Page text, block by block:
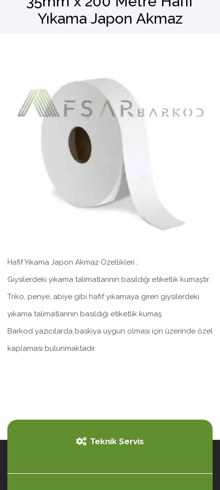
Barkod Okuyucu
Yıkama Japon Akmaz
Hafif Yıkama Japon Akmaz Özellikleri ;
Giysilerdeki yıkama talimatlarının basıldığı etiketlik kumaştır.
Triko, penye, abiye gibi hafif yıkamaya giren giysilerdeki
yıkama talimatlarının basıldığı etiketlik kumaş.
Barkod yazıcılarda baskıya uygun olması için üzerinde özel
kaplaması bulunmaktadır.
Teknik Servis